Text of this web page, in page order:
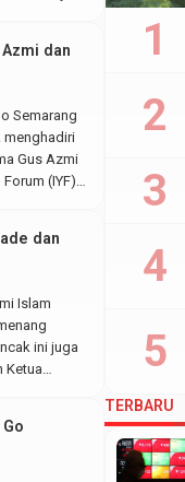
dan
Semarang
menghadiri
Gus Azmi
(IYF)
dan
Islam
ini juga
Ketua
TERBARU